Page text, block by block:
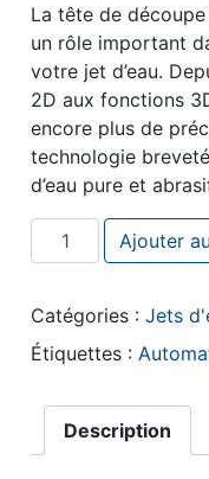
La tête de
un rôle important
votre jet d’eau.
2D aux fonctions
encore plus de
technologie
d’eau pure et
quantité de Tête
Ajouter
Catégories :Jets
Étiquettes :
Description